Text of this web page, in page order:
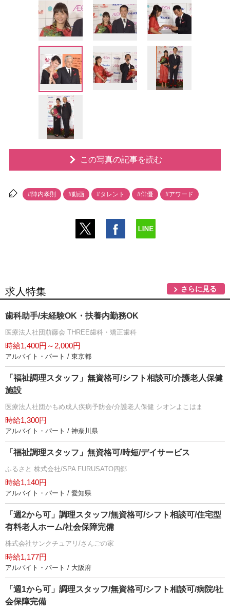
この写真の記事を読む
#陣内孝則 #動画 #タレント #俳優 #アワード
求人特集 さらに見る
歯科助手/未経験OK・扶養内勤務OK
医療法人社団萠藤会 THREE歯科・矯正歯科
時給1,400円～2,000円
アルバイト・パート / 東京都
「福祉調理スタッフ」無資格可/シフト相談可/介護老人保健
施設
医療法人社団かもめ成人疾病予防会/介護老人保健 シオンよこはま
時給1,300円
アルバイト・パート / 神奈川県
「福祉調理スタッフ」無資格可/時短/デイサービス
ふるさと 株式会社/SPA FURUSATO四郷
時給1,140円
アルバイト・パート / 愛知県
「週2から可」調理スタッフ/無資格可/シフト相談可/住宅型
有料老人ホーム/社会保障完備
株式会社サンクチュアリ/さんごの家
時給1,177円
アルバイト・パート / 大阪府
「週1から可」調理スタッフ/無資格可/シフト相談可/病院/社
会保障完備